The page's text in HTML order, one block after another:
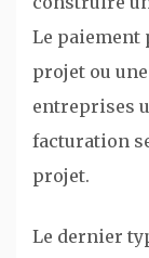
Le paiement
projet ou
entreprises
facturation
projet.
Le dernier